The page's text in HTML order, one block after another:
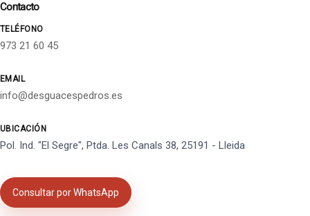
Contacto
TELÉFONO
973 21 60 45
EMAIL
info@desguacespedros.es
UBICACIÓN
Pol. Ind. "El Segre", Ptda. Les Canals 38, 25191 - Lleida
Consultar por WhatsApp